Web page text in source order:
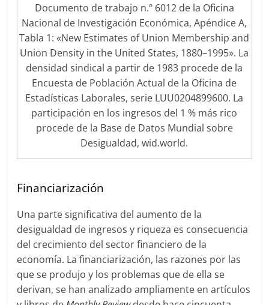
Documento de trabajo n.º 6012 de la Oficina
Nacional de Investigación Económica, Apéndice A,
Tabla 1: «New Estimates of Union Membership and
Union Density in the United States, 1880–1995». La
densidad sindical a partir de 1983 procede de la
Encuesta de Población Actual de la Oficina de
Estadísticas Laborales, serie LUU0204899600. La
participación en los ingresos del 1 % más rico
procede de la Base de Datos Mundial sobre
Desigualdad, wid.world.
Financiarización
Una parte significativa del aumento de la
desigualdad de ingresos y riqueza es consecuencia
del crecimiento del sector financiero de la
economía. La financiarización, las razones por las
que se produjo y los problemas que de ella se
derivan, se han analizado ampliamente en artículos